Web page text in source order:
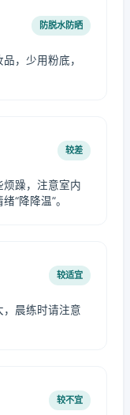
防脱水防晒
，少用粉底，
较差
躁，注意室内
“降降温”。
较适宜
晨练时请注意
较不宜